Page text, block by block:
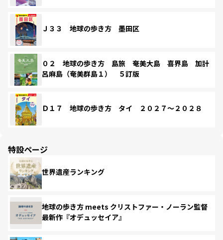
Ｊ３３ 地球の歩き方 墨田区
０２ 地球の歩き方 島旅 奄美大島 喜界島 加計
呂麻島（奄美群島１） ５訂版
Ｄ１７ 地球の歩き方 タイ ２０２７～２０２８
特設ページ
世界遺産ランキング
地球の歩き方 meets クリストファー・ノーラン監督
最新作『オデュッセイア』